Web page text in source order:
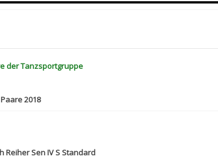
der Tanzsportgruppe
2018
Reiher Sen IV S Standard